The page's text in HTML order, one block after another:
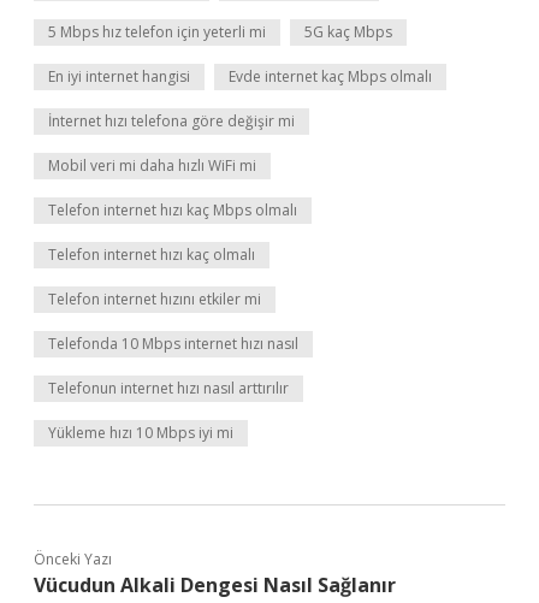
5 Mbps hız telefon için yeterli mi 5G kaç Mbps
En iyi internet hangisi Evde internet kaç Mbps olmalı
İnternet hızı telefona göre değişir mi
Mobil veri mi daha hızlı WiFi mi
Telefon internet hızı kaç Mbps olmalı
Telefon internet hızı kaç olmalı
Telefon internet hızını etkiler mi
Telefonda 10 Mbps internet hızı nasıl
Telefonun internet hızı nasıl arttırılır
Yükleme hızı 10 Mbps iyi mi
Önceki Yazı
Vücudun Alkali Dengesi Nasıl Sağlanır